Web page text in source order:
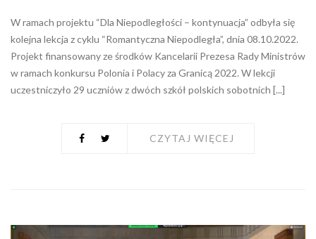
W ramach projektu “Dla Niepodległości – kontynuacja” odbyła się
kolejna lekcja z cyklu “Romantyczna Niepodległa”, dnia 08.10.2022.
Projekt finansowany ze środków Kancelarii Prezesa Rady Ministrów
w ramach konkursu Polonia i Polacy za Granicą 2022. W lekcji
uczestniczyło 29 uczniów z dwóch szkół polskich sobotnich [...]
CZYTAJ WIĘCEJ